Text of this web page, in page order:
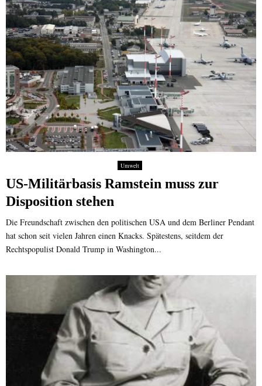
Umwelt
US-Militärbasis Ramstein muss zur
Disposition stehen
Die Freundschaft zwischen den politischen USA und dem Berliner Pendant
hat schon seit vielen Jahren einen Knacks. Spätestens, seitdem der
Rechtspopulist Donald Trump in Washington...